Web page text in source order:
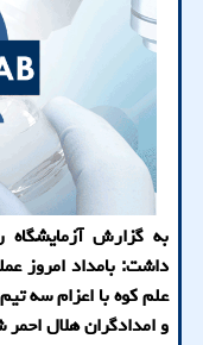
به گزارش آزمایشگاه
علم کوه با اعزام سه
و امدادگران هلال